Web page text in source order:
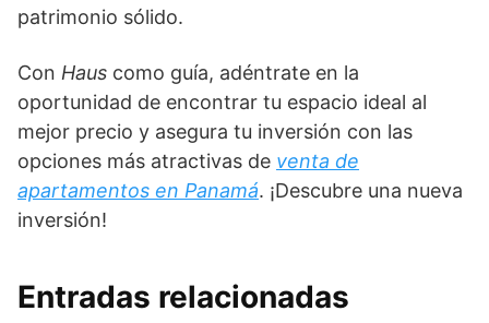
patrimonio sólido.
Con Haus como guía, adéntrate en la
oportunidad de encontrar tu espacio ideal al
mejor precio y asegura tu inversión con las
opciones más atractivas de venta de
apartamentos en Panamá. ¡Descubre una nueva
inversión!
Entradas relacionadas